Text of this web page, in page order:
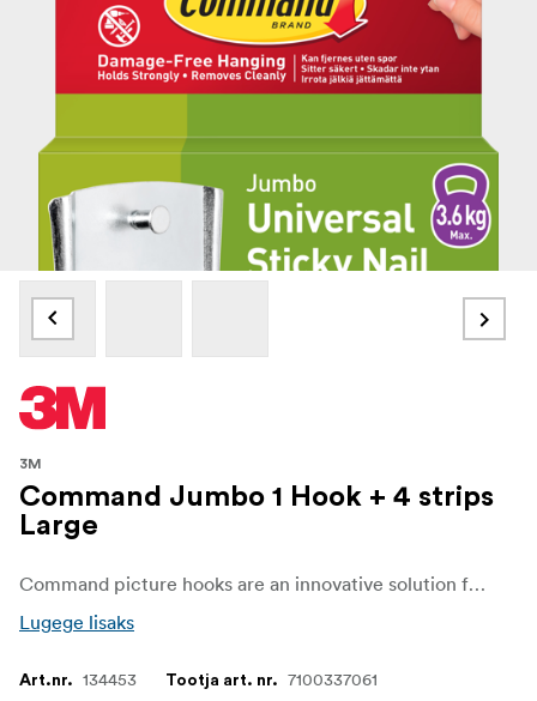
3M
Command Jumbo 1 Hook + 4 strips
Large
Command picture hooks are an innovative solution for damage-free and safe upphängning, utan to behöva använda spik eller skruvar. Sitter safely and leave no marks thanks to 3M stretch-release technology. Max weight: 3.6 kg
Lugege lisaks
Art.nr. 134453 Tootja art. nr. 7100337061